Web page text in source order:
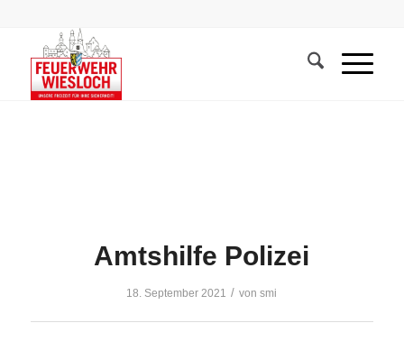
Amtshilfe Polizei
18. September 2021 / vonsmi